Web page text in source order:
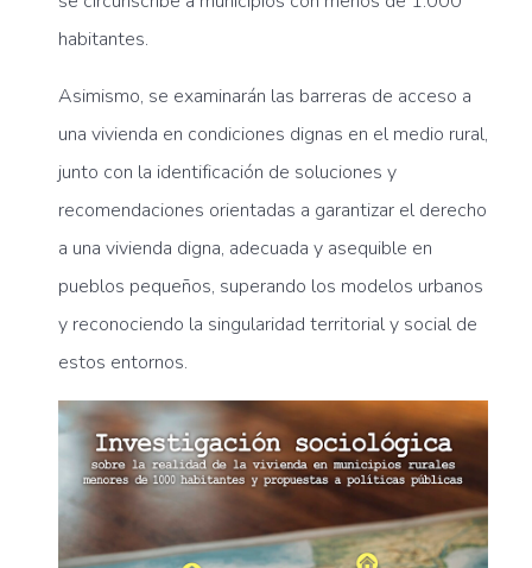
habitantes.
Asimismo, se examinarán las barreras de acceso a
una vivienda en condiciones dignas en el medio rural,
junto con la identificación de soluciones y
recomendaciones orientadas a garantizar el derecho
a una vivienda digna, adecuada y asequible en
pueblos pequeños, superando los modelos urbanos
y reconociendo la singularidad territorial y social de
estos entornos.